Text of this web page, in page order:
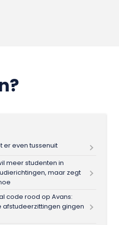
er even tussenuit
meer studenten in
maar zegt
code rood op Avans:
afstudeerzittingen gingen